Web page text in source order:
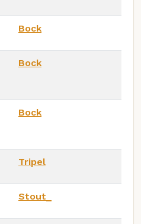
Bock
Bock
Bock
Tripel
Stout_